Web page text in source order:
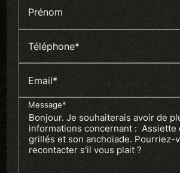
Prénom
Téléphone*
Email*
Message*